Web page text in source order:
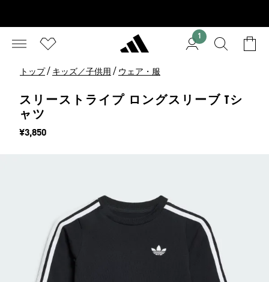
1
トップ / キッズ／子供用 / ウェア・服
スリーストライプ ロングスリーブ Tシ
ャツ
価格
¥3,850